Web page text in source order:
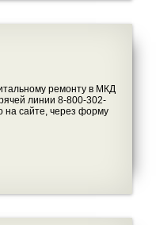
ремонту в МКД
линии 8-800-302-
на сайте, через форму